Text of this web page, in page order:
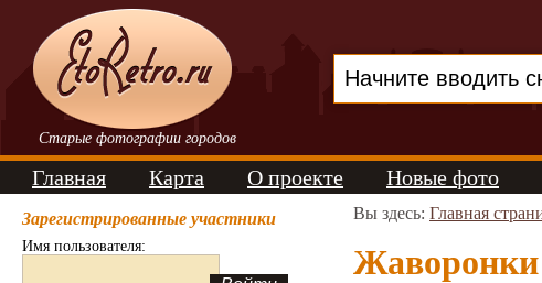
Старые фотографии городов
Главная Карта О проекте Новые фото
Зарегистрированные участники
Имя пользователя:
Вы здесь: Главная
Жаворонки